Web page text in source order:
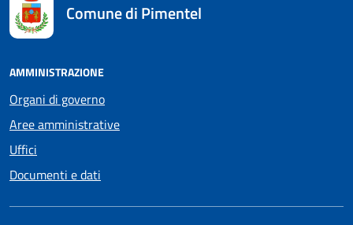
Comune di Pimentel
AMMINISTRAZIONE
Organi di governo
Aree amministrative
Uffici
Documenti e dati